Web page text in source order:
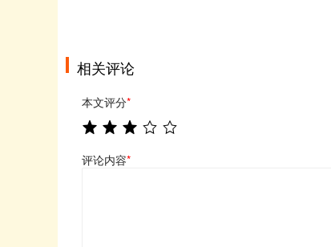
相关评论
本文评分*
评论内容*